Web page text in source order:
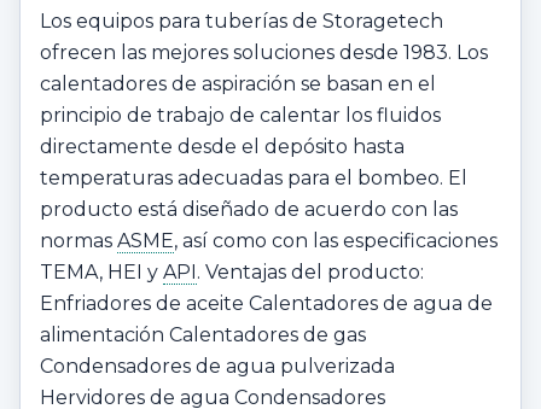
Los equipos para tuberías de Storagetech
ofrecen las mejores soluciones desde 1983. Los
calentadores de aspiración se basan en el
principio de trabajo de calentar los fluidos
directamente desde el depósito hasta
temperaturas adecuadas para el bombeo. El
producto está diseñado de acuerdo con las
normas ASME, así como con las especificaciones
TEMA, HEI y API . Ventajas del producto:
Enfriadores de aceite Calentadores de agua de
alimentación Calentadores de gas
Condensadores de agua pulverizada
Hervidores de agua Condensadores